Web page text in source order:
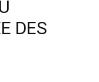
DES